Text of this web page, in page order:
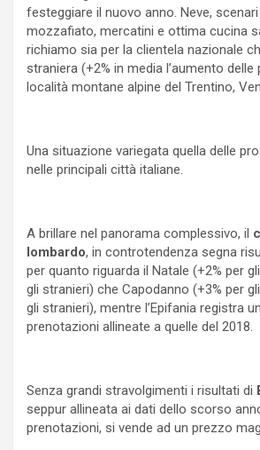
festeggiare il nuovo anno. Neve,
mozzafiato, mercatini e ottima cucina
richiamo sia per la clientela nazionale
straniera (+2% in media l’aumento
località montane alpine del Trentino,
Una situazione variegata quella delle
nelle principali città italiane.
A brillare nel panorama complessivo, il
lombardo, in controtendenza segna
per quanto riguarda il Natale (+2% per
gli stranieri) che Capodanno (+3% per
gli stranieri), mentre l’Epifania registra
prenotazioni allineate a quelle del 2018.
Senza grandi stravolgimenti i risultati di
seppur allineata ai dati dello scorso
prenotazioni, si vende ad un prezzo